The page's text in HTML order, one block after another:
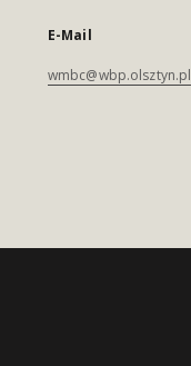
E-Mail
wmbc@wbp.olsztyn.pl